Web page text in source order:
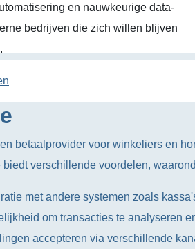
en nauwkeurige data-
bedrijven die zich willen blijven
betaalprovider voor winkeliers en
biedt verschillende voordelen,
met andere systemen zoals
om transacties te analyseren
accepteren via verschillende